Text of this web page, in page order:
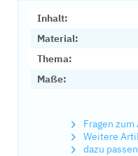
Inhalt:
Material:
Thema:
Maße:
Fragen
Weitere
dazu